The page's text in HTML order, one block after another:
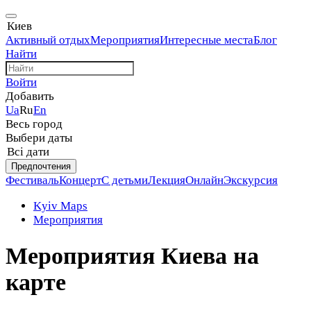
Киев
Активный отдыхМероприятияИнтересные местаБлог
Найти
Войти
Добавить
UaRuEn
Весь город
Выбери даты
Всі дати
Предпочтения
ФестивальКонцертС детьмиЛекцияОнлайнЭкскурсия
Kyiv Maps
Мероприятия
Мероприятия Киева на
карте